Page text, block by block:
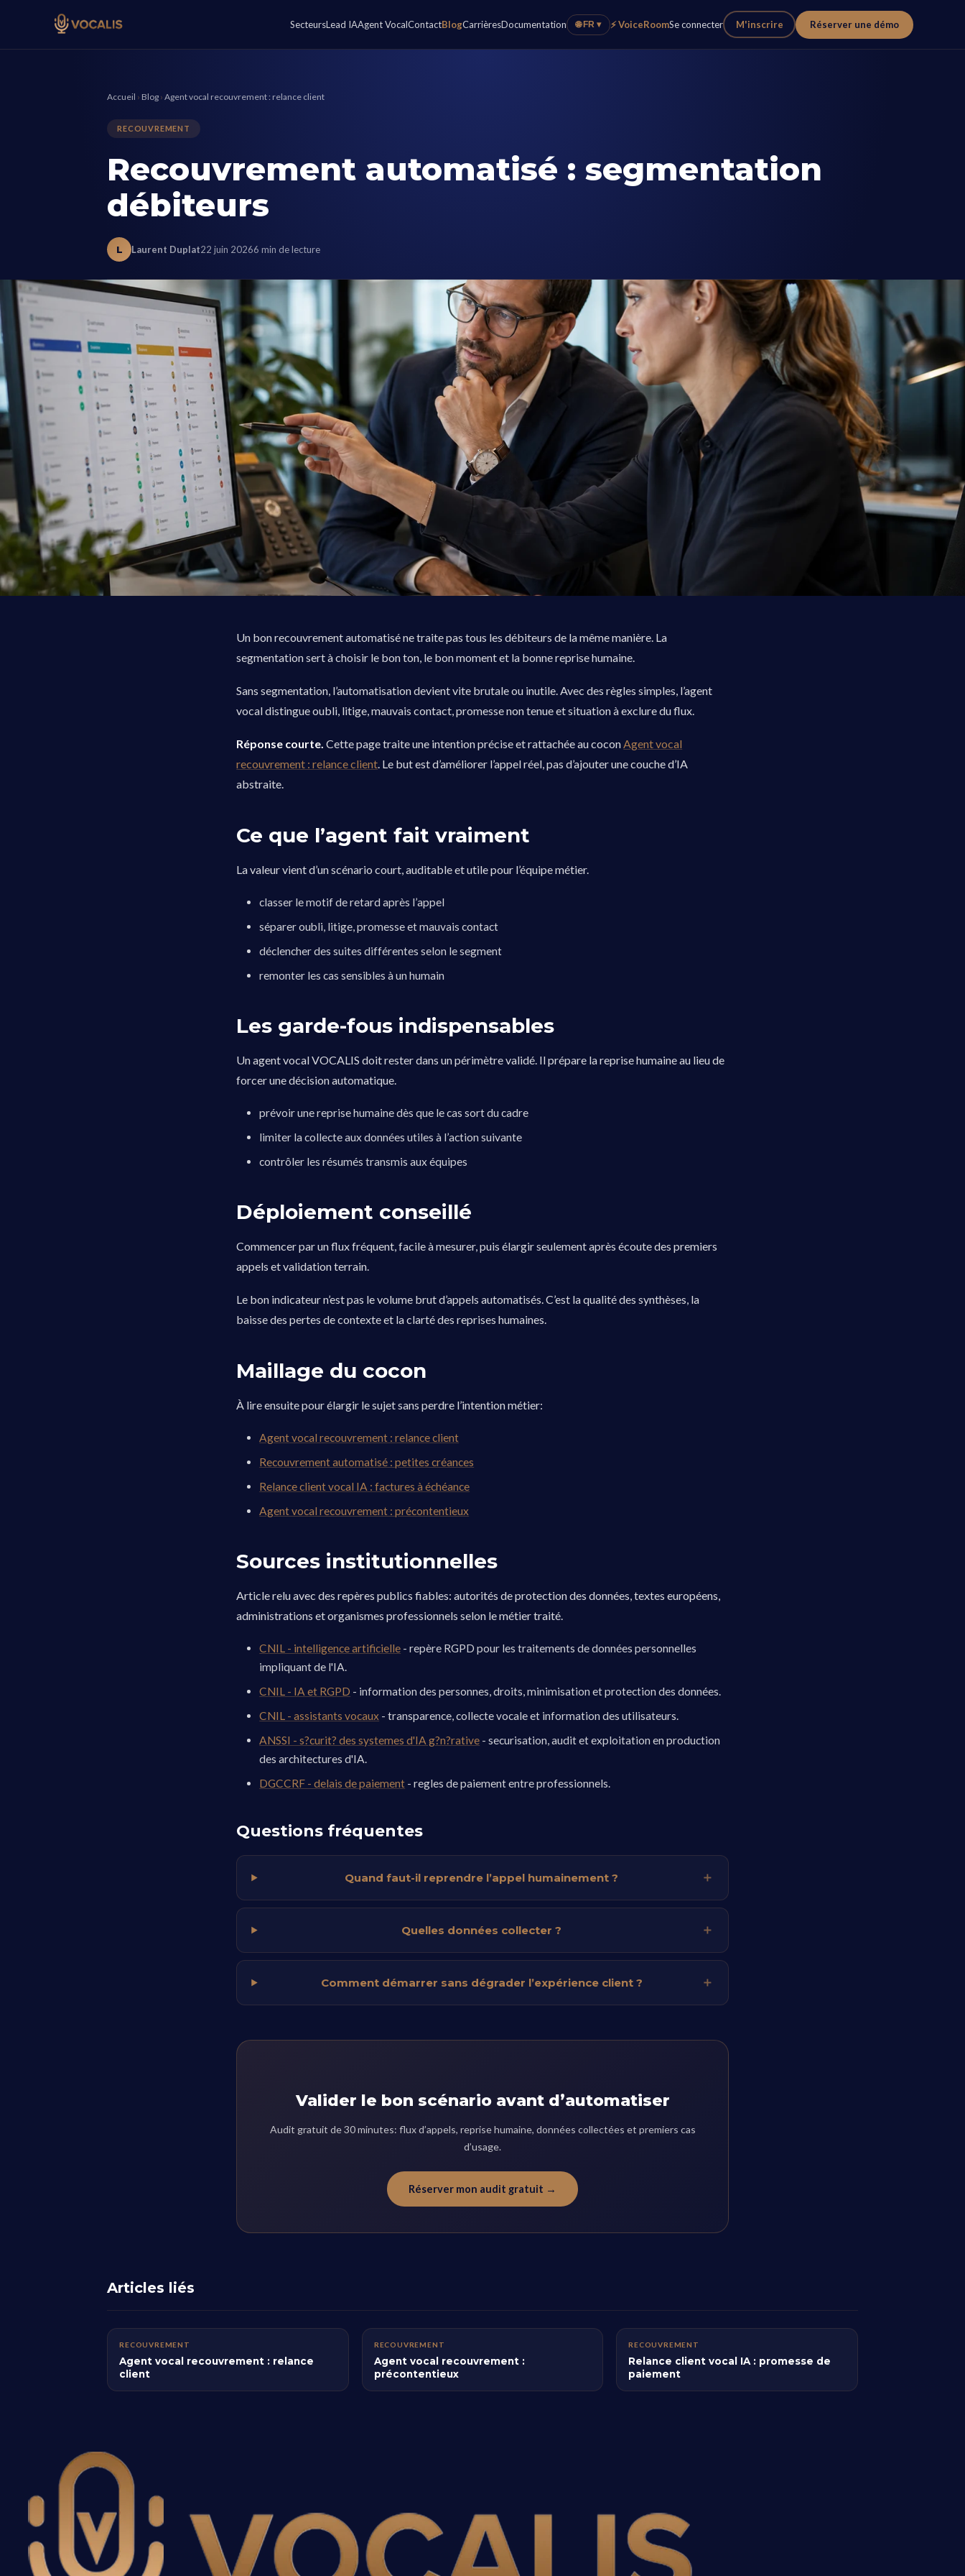
SecteursLead IAAgent VocalContactBlogCarrièresDocumentation 🌐 FR ▾ ⚡ VoiceRoomSe connecter M'inscrire Réserver une démo
Accueil › Blog › Agent vocal recouvrement : relance client
RECOUVREMENT
Recouvrement automatisé : segmentation
débiteurs
L Laurent Duplat22 juin 20266 min de lecture
Un bon recouvrement automatisé ne traite pas tous les débiteurs de la même manière. La
segmentation sert à choisir le bon ton, le bon moment et la bonne reprise humaine.
Sans segmentation, l’automatisation devient vite brutale ou inutile. Avec des règles simples, l’agent
vocal distingue oubli, litige, mauvais contact, promesse non tenue et situation à exclure du flux.
Réponse courte. Cette page traite une intention précise et rattachée au coconAgent vocal
recouvrement : relance client. Le but est d’améliorer l’appel réel, pas d’ajouter une couche d’IA
abstraite.
Ce que l’agent fait vraiment
La valeur vient d’un scénario court, auditable et utile pour l’équipe métier.
classer le motif de retard après l’appel
séparer oubli, litige, promesse et mauvais contact
déclencher des suites différentes selon le segment
remonter les cas sensibles à un humain
Les garde-fous indispensables
Un agent vocal VOCALIS doit rester dans un périmètre validé. Il prépare la reprise humaine au lieu de
forcer une décision automatique.
prévoir une reprise humaine dès que le cas sort du cadre
limiter la collecte aux données utiles à l’action suivante
contrôler les résumés transmis aux équipes
Déploiement conseillé
Commencer par un flux fréquent, facile à mesurer, puis élargir seulement après écoute des premiers
appels et validation terrain.
Le bon indicateur n’est pas le volume brut d’appels automatisés. C’est la qualité des synthèses, la
baisse des pertes de contexte et la clarté des reprises humaines.
Maillage du cocon
À lire ensuite pour élargir le sujet sans perdre l’intention métier:
Agent vocal recouvrement : relance client
Recouvrement automatisé : petites créances
Relance client vocal IA : factures à échéance
Agent vocal recouvrement : précontentieux
Sources institutionnelles
Article relu avec des repères publics fiables: autorités de protection des données, textes européens,
administrations et organismes professionnels selon le métier traité.
CNIL - intelligence artificielle - repère RGPD pour les traitements de données personnelles
impliquant de l'IA.
CNIL - IA et RGPD - information des personnes, droits, minimisation et protection des données.
CNIL - assistants vocaux - transparence, collecte vocale et information des utilisateurs.
ANSSI - s?curit? des systemes d'IA g?n?rative - securisation, audit et exploitation en production
des architectures d'IA.
DGCCRF - delais de paiement - regles de paiement entre professionnels.
Questions fréquentes
Quand faut-il reprendre l’appel humainement ?
Quelles données collecter ?
Comment démarrer sans dégrader l’expérience client ?
Valider le bon scénario avant d’automatiser
Audit gratuit de 30 minutes: flux d’appels, reprise humaine, données collectées et premiers cas
d’usage.
Réserver mon audit gratuit →
Articles liés
RECOUVREMENT
Agent vocal recouvrement : relance
client
RECOUVREMENT
Agent vocal recouvrement :
précontentieux
RECOUVREMENT
Relance client vocal IA : promesse de
paiement